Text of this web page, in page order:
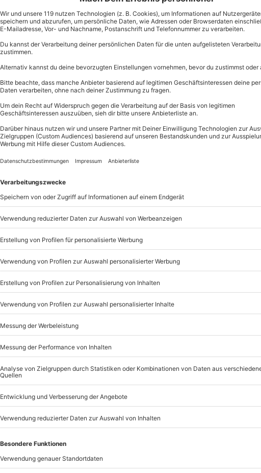
heißt es sogar, dass bei einem gemeinsamen Essen die
steigt. Somit konnte die Mama oder der Papa jeden
Probleme ansprechen. Gemeinsame Mahlzeiten sind also eine gute
Wie wäre es dann mal mit einem gemeinsamen Essen vor
vor
geradezu zelebriert. Freunde und Familie, Nachbarn und
sich über Neuigkeiten auszutauschen oder einfach das
hatten auch schon unsere Vorfahren.